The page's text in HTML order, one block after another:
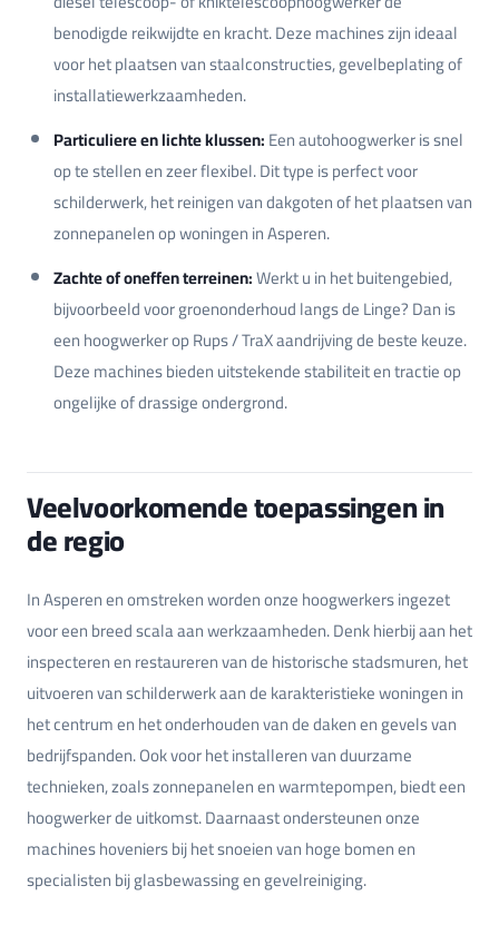
benodigde reikwijdte en kracht. Deze machines zijn ideaal
voor het plaatsen van staalconstructies, gevelbeplating of
installatiewerkzaamheden.
Particuliere en lichte klussen:Een autohoogwerker is snel
op te stellen en zeer flexibel. Dit type is perfect voor
schilderwerk, het reinigen van dakgoten of het plaatsen van
zonnepanelen op woningen in Asperen.
Zachte of oneffen terreinen:Werkt u in het buitengebied,
bijvoorbeeld voor groenonderhoud langs de Linge? Dan is
een hoogwerker op Rups / TraX aandrijving de beste keuze.
Deze machines bieden uitstekende stabiliteit en tractie op
ongelijke of drassige ondergrond.
Veelvoorkomende toepassingen in
de regio
In Asperen en omstreken worden onze hoogwerkers ingezet
voor een breed scala aan werkzaamheden. Denk hierbij aan het
inspecteren en restaureren van de historische stadsmuren, het
uitvoeren van schilderwerk aan de karakteristieke woningen in
het centrum en het onderhouden van de daken en gevels van
bedrijfspanden. Ook voor het installeren van duurzame
technieken, zoals zonnepanelen en warmtepompen, biedt een
hoogwerker de uitkomst. Daarnaast ondersteunen onze
machines hoveniers bij het snoeien van hoge bomen en
specialisten bij glasbewassing en gevelreiniging.